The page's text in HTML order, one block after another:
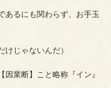
あるにも関わらず、お手玉
じゃないんだ）
業断】こと略称『イン』